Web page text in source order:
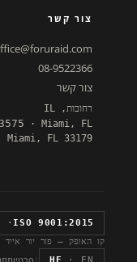
צור קשר
08-9522366
צור קשר
רחובות, IL
· Miami, FL
Miami, FL 33179
ISO 9001:2015
· URS
קו האופק — פור יור אייד בע״מ